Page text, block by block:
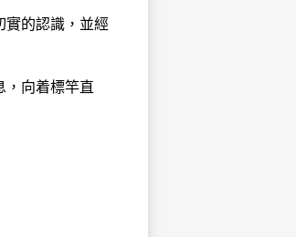
實的認識，並經
，向着標竿直